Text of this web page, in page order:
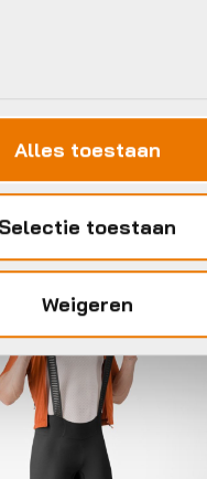
Alles toestaan
Selectie toestaan
Weigeren